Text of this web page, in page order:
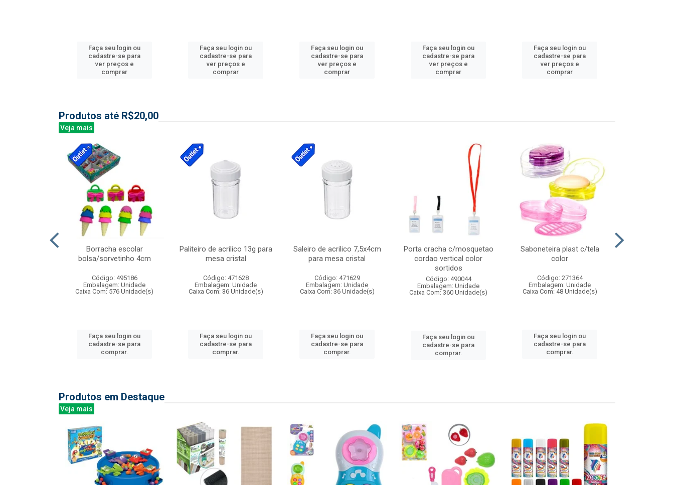
Faça seu login ou
cadastre-se para
ver preços e
comprar
Faça seu login ou
cadastre-se para
ver preços e
comprar
Faça seu login ou
cadastre-se para
ver preços e
comprar
Faça seu login ou
cadastre-se para
ver preços e
comprar
Faça seu login ou
cadastre-se para
ver preços e
comprar
Produtos até R$20,00
Veja mais
Borracha escolar
bolsa/sorvetinho 4cm
Código: 495186
Embalagem: Unidade
Caixa Com: 576 Unidade(s)
Faça seu login ou
cadastre-se para
comprar.
Paliteiro de acrilico 13g para
mesa cristal
Código: 471628
Embalagem: Unidade
Caixa Com: 36 Unidade(s)
Faça seu login ou
cadastre-se para
comprar.
Saleiro de acrilico 7,5x4cm
para mesa cristal
Código: 471629
Embalagem: Unidade
Caixa Com: 36 Unidade(s)
Faça seu login ou
cadastre-se para
comprar.
Porta cracha c/mosquetao
cordao vertical color
sortidos
Código: 490044
Embalagem: Unidade
Caixa Com: 360 Unidade(s)
Faça seu login ou
cadastre-se para
comprar.
Saboneteira plast c/tela
color
Código: 271364
Embalagem: Unidade
Caixa Com: 48 Unidade(s)
Faça seu login ou
cadastre-se para
comprar.
Produtos em Destaque
Veja mais